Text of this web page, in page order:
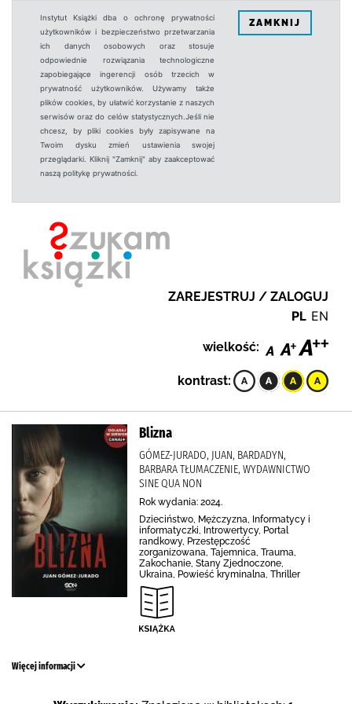
Instytut Książki dba o ochronę prywatności
użytkowników i bezpieczeństwo przetwarzania
ich danych osobowych oraz stosuje
odpowiednie rozwiązania technologiczne
zapobiegające ingerencji osób trzecich w
prywatność użytkowników. Używamy także
plików cookies, by ułatwić korzystanie z naszych
serwisów oraz do celów statystycznych.Jeśli nie
chcesz, by pliki cookies były zapisywane na
Twoim dysku zmień ustawienia swojej
przeglądarki. Kliknij "Zamknij" aby zaakceptować
naszą politykę prywatności.
ZAMKNIJ
ZAREJESTRUJ / ZALOGUJ
PL EN
wielkość:
kontrast:
Blizna
GÓMEZ-JURADO, JUAN, BARDADYN,
BARBARA TŁUMACZENIE, WYDAWNICTWO
SINE QUA NON
Rok wydania: 2024.
Dzieciństwo, Mężczyzna, Informatycy i
informatyczki, Introwertycy, Portal
randkowy, Przestępczość
zorganizowana, Tajemnica, Trauma,
Zakochanie, Stany Zjednoczone,
Ukraina, Powieść kryminalna, Thriller
Więcej informacji